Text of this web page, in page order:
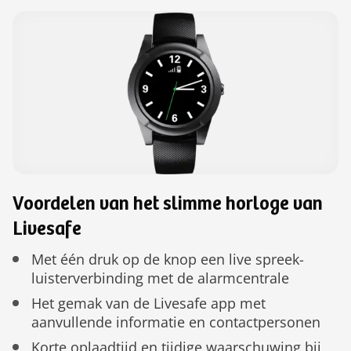
Voordelen van het slimme horloge van
Livesafe
Met één druk op de knop een live spreek-
luisterverbinding met de alarmcentrale
Het gemak van de Livesafe app met
aanvullende informatie en contactpersonen